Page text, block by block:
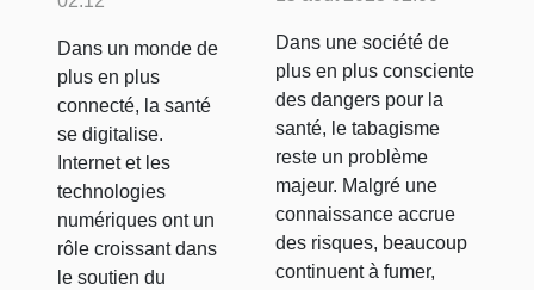
internet
soutiennent
le système
de santé
Dans un monde de
plus en plus
connecté, la santé
se digitalise.
Internet et les
technologies
numériques ont un
rôle croissant dans
le soutien du
consommation
de tabac
Dans une société de
plus en plus consciente
des dangers pour la
santé, le tabagisme
reste un problème
majeur. Malgré une
connaissance accrue
des risques, beaucoup
continuent à fumer,